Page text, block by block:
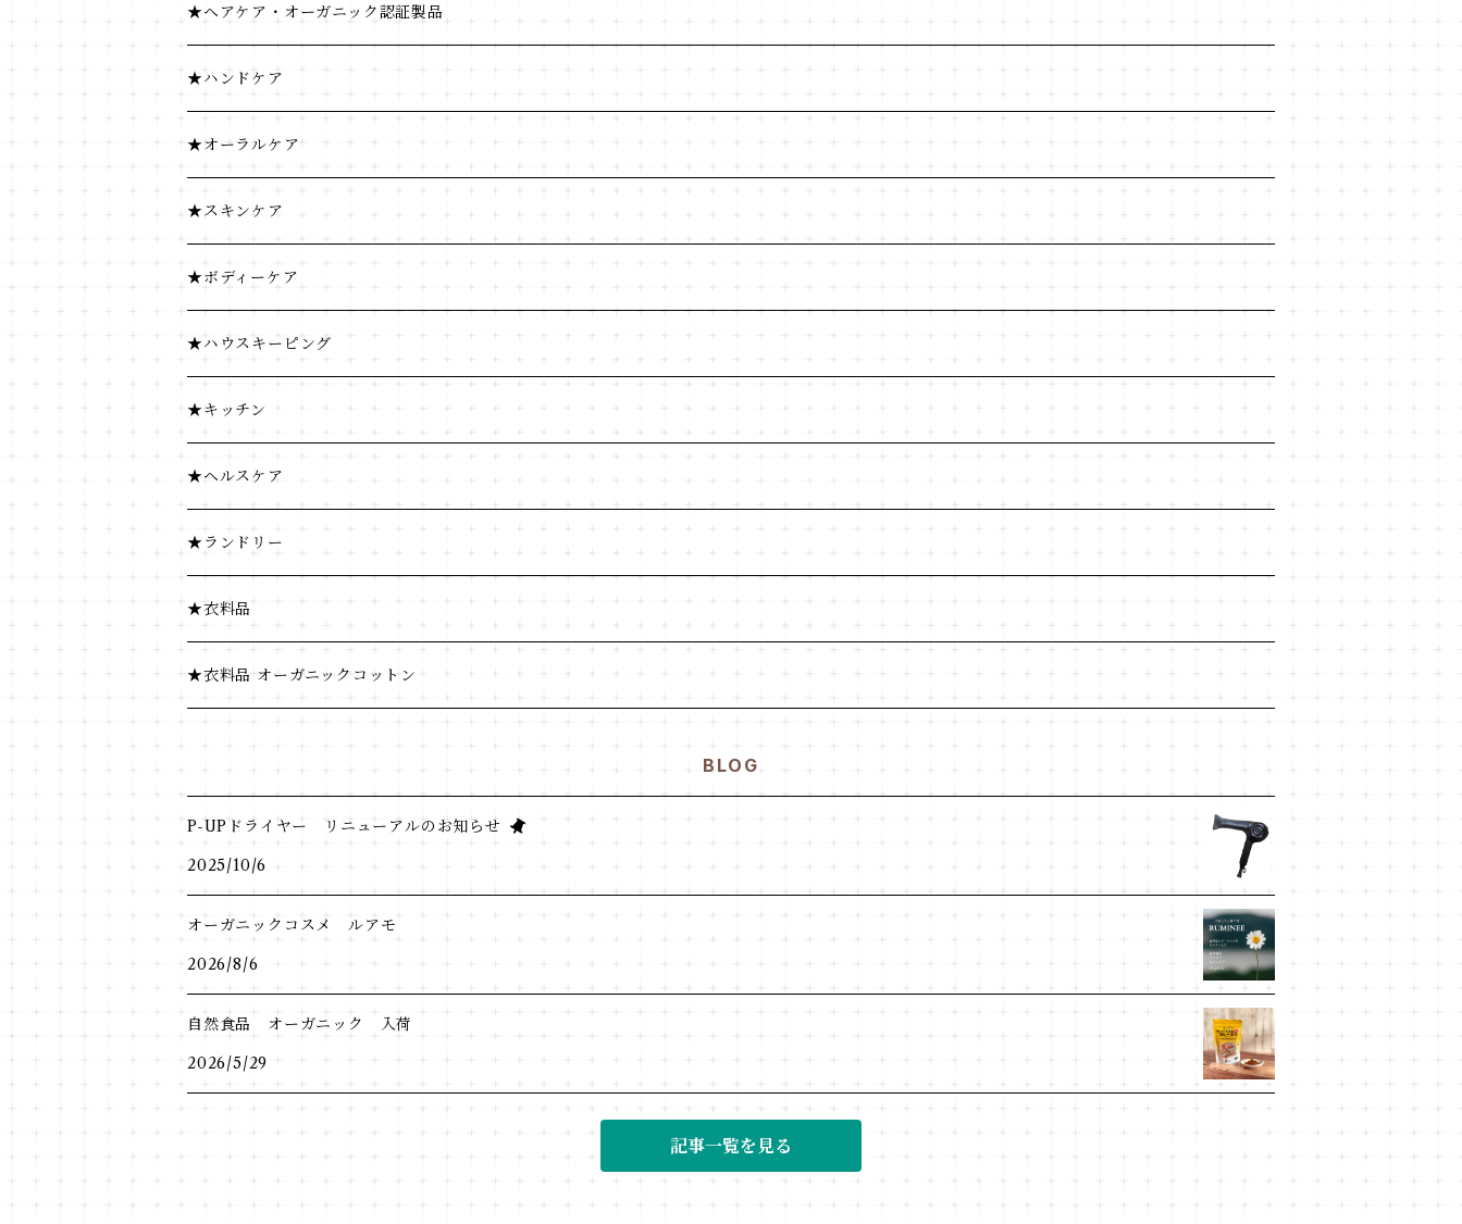
菓子類
穀物飲料・飲料
調味料
コーヒー・茶類
加工食品
豆・ごま類
ふりかけ・漬物・佃煮
海藻・乾物
米・小麦・シリアル
菓子類
穀物飲料・飲料
調味料
コーヒー・茶類
加工食品
豆・ごま類
ふりかけ・漬物・佃煮
海藻・乾物
ヘナ
★ヘアケア・オーガニック認証製品
★ハンドケア
★オーラルケア
★スキンケア
★ボディーケア
★ハウスキーピング
★キッチン
★ヘルスケア
★ランドリー
★衣料品
★衣料品 オーガニックコットン
BLOG
P-UPドライヤー リニューアルのお知らせ
2025/10/6
オーガニックコスメ ルアモ
2026/8/6
自然食品 オーガニック 入荷
2026/5/29
記事一覧を見る